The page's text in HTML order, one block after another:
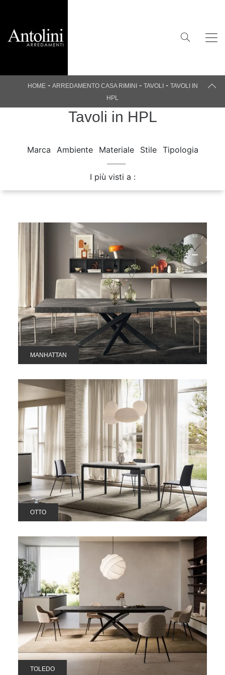
HOME- ARREDAMENTO CASA RIMINI - TAVOLI- TAVOLI IN
HPL
Tavoli in HPL
Marca Ambiente Materiale Stile Tipologia
I più visti a :
MANHATTAN
OTTO
TOLEDO